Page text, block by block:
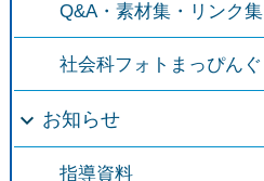
Q&A・素材集・リンク集
社会科フォトまっぴんぐ
お知らせ
指導資料